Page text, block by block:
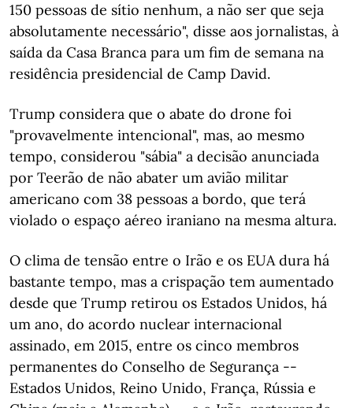
150 pessoas de sítio nenhum, a não ser que seja
absolutamente necessário", disse aos jornalistas, à
saída da Casa Branca para um fim de semana na
residência presidencial de Camp David.
Trump considera que o abate do drone foi
"provavelmente intencional", mas, ao mesmo
tempo, considerou "sábia" a decisão anunciada
por Teerão de não abater um avião militar
americano com 38 pessoas a bordo, que terá
violado o espaço aéreo iraniano na mesma altura.
O clima de tensão entre o Irão e os EUA dura há
bastante tempo, mas a crispação tem aumentado
desde que Trump retirou os Estados Unidos, há
um ano, do acordo nuclear internacional
assinado, em 2015, entre os cinco membros
permanentes do Conselho de Segurança --
Estados Unidos, Reino Unido, França, Rússia e